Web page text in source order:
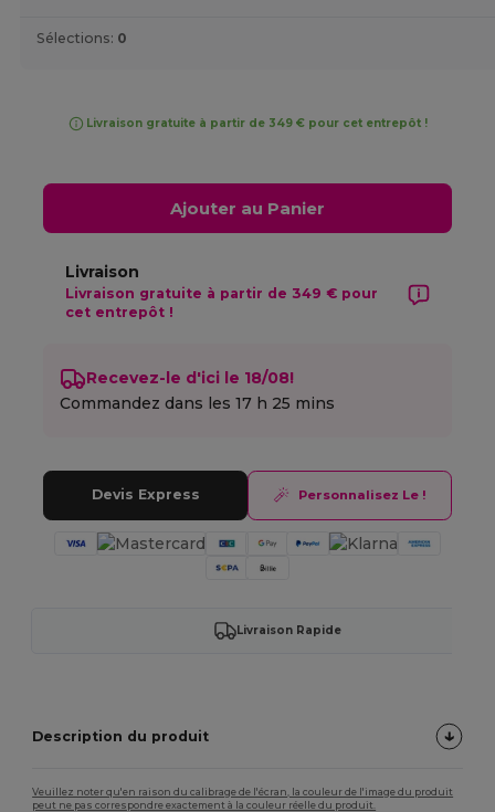
Sélections: 0
Livraison gratuite à partir de 349 € pour cet entrepôt !
Ajouter au Panier
Livraison
Livraison gratuite à partir de 349 € pour
cet entrepôt !
Recevez-le d'ici le 18/08!
Commandez dans les17 h 25 mins
Devis Express Personnalisez Le !
Livraison Rapide
Description du produit
Veuillez noter qu'en raison du calibrage de l'écran, la couleur de l'image du produit
peut ne pas correspondre exactement à la couleur réelle du produit.